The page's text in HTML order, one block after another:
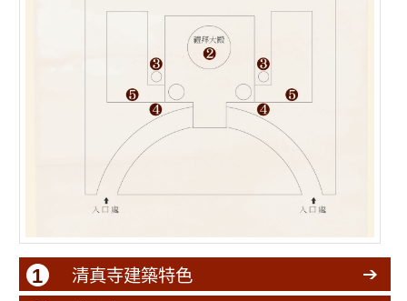
1 清真寺建築特色